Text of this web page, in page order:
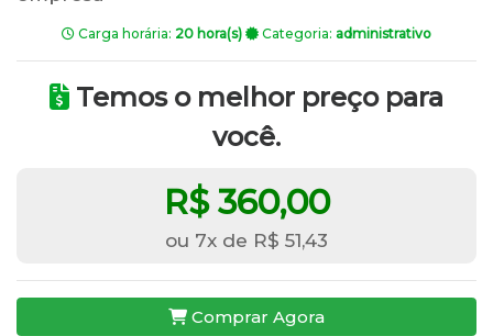
Carga horária: 20 hora(s) Categoria: administrativo
Temos o melhor preço para
você.
R$ 360,00
ou 7x de R$ 51,43
Comprar Agora